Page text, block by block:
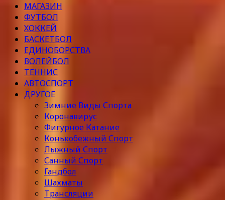
МАГАЗИН
ФУТБОЛ
ХОККЕЙ
БАСКЕТБОЛ
ЕДИНОБОРСТВА
ВОЛЕЙБОЛ
ТЕННИС
АВТОСПОРТ
ДРУГОЕ
Зимние Виды Спорта
Коронавирус
Фигурное Катание
Конькобежный Спорт
Лыжный Спорт
Санный Спорт
Гандбол
Шахматы
Трансляции